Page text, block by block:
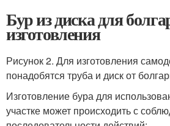
Бур из диска для
изготовления
Рисунок 2. Для изготовления
понадобятся труба и диск от
Изготовление бура для
участке может происходить с